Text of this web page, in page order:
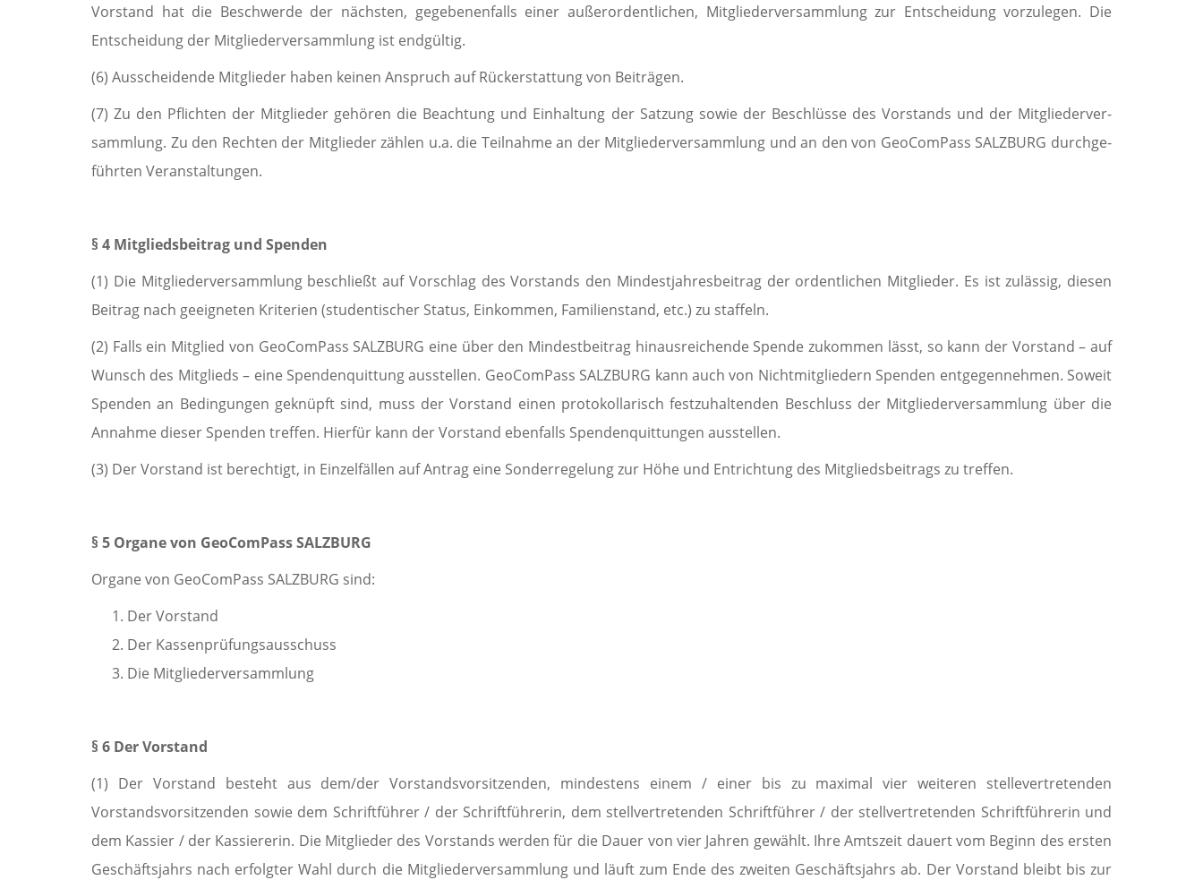
Vorstand hat die Beschwerde der nächsten, gegebenen­falls einer außeror­dentlichen, Mitgliederversammlung zur Entschei­dung vorzulegen. Die
Entscheidung der Mitgliederversammlung ist endgültig.
(6) Ausscheidende Mitglieder haben keinen Anspruch auf Rückerstattung von Beiträgen.
(7) Zu den Pflichten der Mitglieder gehören die Beachtung und Einhaltung der Satzung sowie der Beschlüsse des Vorstands und der Mitglieder­ver­
samm­lung. Zu den Rechten der Mitglieder zählen u.a. die Teilnahme an der Mit­glie­derversammlung und an den von GeoComPass SALZBURG durch­ge­
führten Veran­staltungen.
§ 4 Mitgliedsbeitrag und Spenden
(1) Die Mitgliederversammlung beschließt auf Vorschlag des Vorstands den Mindestjahresbeitrag der ordentlichen Mitglieder. Es ist zulässig, diesen
Beitrag nach geeigneten Kriterien (studentischer Status, Ein­kom­men, Familienstand, etc.) zu staffeln.
(2) Falls ein Mitglied von GeoComPass SALZBURG eine über den Mindestbeitrag hin­aus­reichende Spende zukommen lässt, so kann der Vorstand – auf
Wunsch des Mitglieds – eine Spendenquittung ausstellen. GeoComPass SALZBURG kann auch von Nichtmitgliedern Spenden entgegen­neh­men. Soweit
Spenden an Bedingungen geknüpft sind, muss der Vorstand einen protokollarisch festzuhaltenden Beschluss der Mitgliederversammlung über die
Annahme dieser Spenden treffen. Hier­für kann der Vorstand ebenfalls Spenden­quittungen ausstellen.
(3) Der Vorstand ist berechtigt, in Einzelfällen auf Antrag eine Sonder­regelung zur Höhe und Entrichtung des Mitgliedsbeitrags zu treffen.
§ 5 Organe von GeoComPass SALZBURG
Organe von GeoComPass SALZBURG sind:
Der Vorstand
Der Kassenprüfungsausschuss
Die Mitgliederversammlung
§ 6 Der Vorstand
(1) Der Vorstand besteht aus dem/der Vorstandsvorsitzenden, mindestens einem / einer bis zu maximal vier weiteren stellevertretenden
Vorstandsvorsitzenden sowie dem Schriftführer / der Schriftführerin, dem stellvertretenden Schriftführer / der stellvertretenden Schriftführerin und
dem Kassier / der Kassiererin. Die Mitglieder des Vorstands werden für die Dauer von vier Jahren gewählt. Ihre Amtszeit dauert vom Beginn des ersten
Geschäftsjahrs nach er­folgter Wahl durch die Mitglieder­ver­sammlung und läuft zum Ende des zweiten Ge­schäftsjahrs ab. Der Vorstand bleibt bis zur